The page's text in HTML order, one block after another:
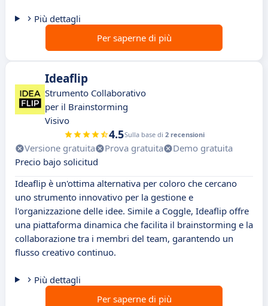
Più dettagli
Per saperne di più
Ideaflip
Strumento Collaborativo
per il Brainstorming
Visivo
4.5Sulla base di 2 recensioni
Versione gratuita Prova gratuita
Demo gratuita
Precio bajo solicitud
Ideaflip è un'ottima alternativa per coloro che cercano
uno strumento innovativo per la gestione e
l'organizzazione delle idee. Simile a Coggle, Ideaflip offre
una piattaforma dinamica che facilita il brainstorming e la
collaborazione tra i membri del team, garantendo un
flusso creativo continuo.
Più dettagli
Per saperne di più